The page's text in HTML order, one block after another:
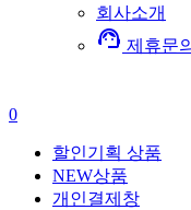
회사소개
support_agent 제휴문의
0
할인기획 상품
NEW상품
개인결제창